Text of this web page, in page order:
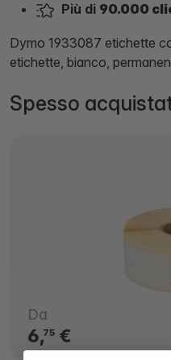
Più di 90.000
Dymo 1933087 etichette
etichette, bianco,
Spesso
Da
6,75€